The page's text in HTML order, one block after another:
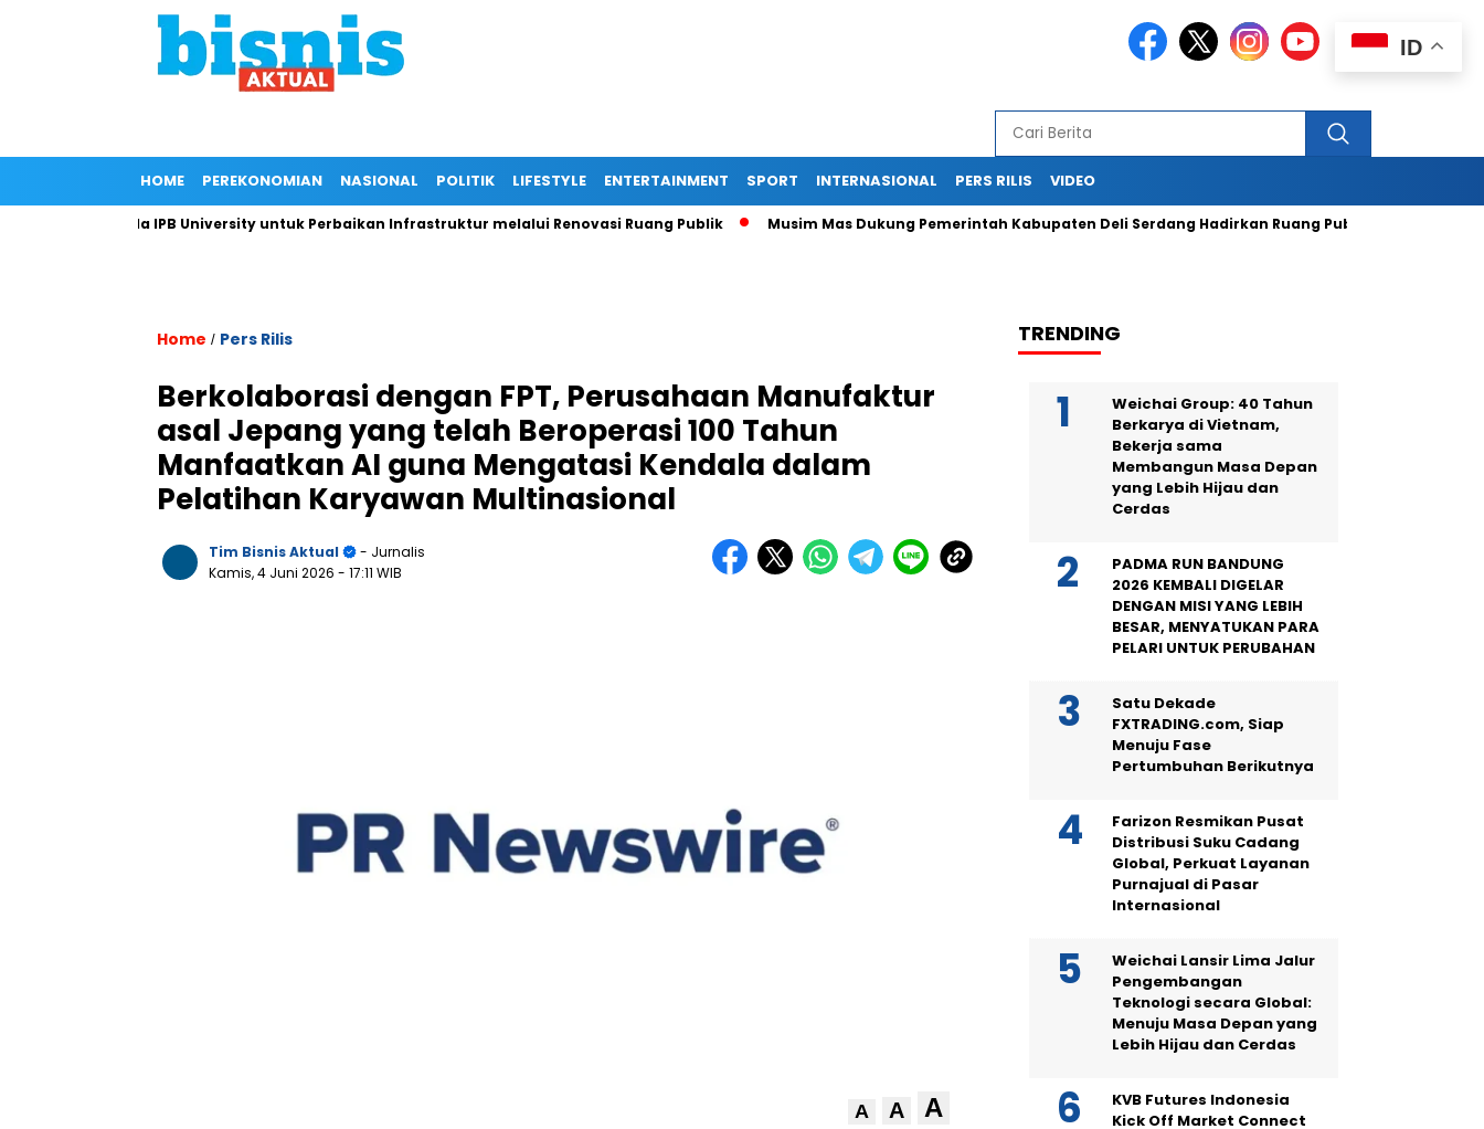
HOME PEREKONOMIAN NASIONAL POLITIK LIFESTYLE ENTERTAINMENT SPORT INTERNASIONAL PERS RILIS VIDEO
Kepada IPB University untuk Perbaikan Infrastruktur melalui Renovasi Ruang Publik Musim Mas Dukung Pemerintah Kabupaten Deli Serdang Hadirkan Ruang Publik Bersama melalui
Home / Pers Rilis
Berkolaborasi dengan FPT, Perusahaan Manufaktur
asal Jepang yang telah Beroperasi 100 Tahun
Manfaatkan AI guna Mengatasi Kendala dalam
Pelatihan Karyawan Multinasional
Tim Bisnis Aktual
- Jurnalis
Kamis, 4 Juni 2026 - 17:11 WIB
A A A
TRENDING
Weichai Group: 40 Tahun
Berkarya di Vietnam,
Bekerja sama
Membangun Masa Depan
yang Lebih Hijau dan
Cerdas
PADMA RUN BANDUNG
2026 KEMBALI DIGELAR
DENGAN MISI YANG LEBIH
BESAR, MENYATUKAN PARA
PELARI UNTUK PERUBAHAN
Satu Dekade
FXTRADING.com, Siap
Menuju Fase
Pertumbuhan Berikutnya
Farizon Resmikan Pusat
Distribusi Suku Cadang
Global, Perkuat Layanan
Purnajual di Pasar
Internasional
Weichai Lansir Lima Jalur
Pengembangan
Teknologi secara Global:
Menuju Masa Depan yang
Lebih Hijau dan Cerdas
KVB Futures Indonesia
Kick Off Market Connect
ID